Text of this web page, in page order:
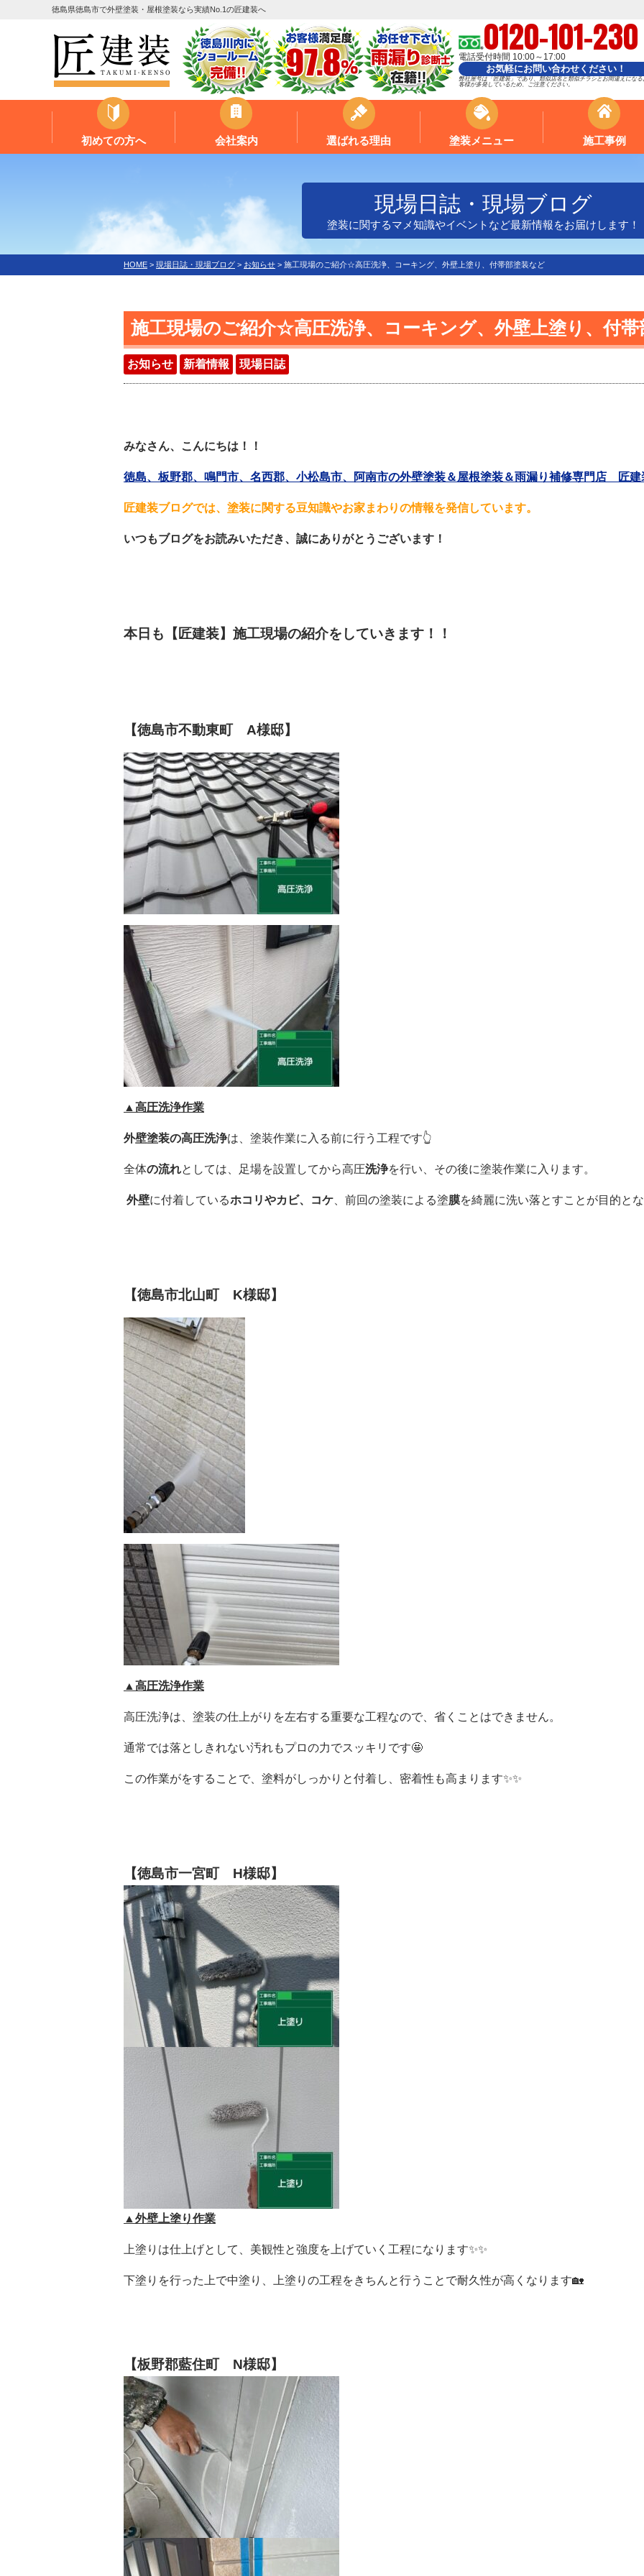
徳島県徳島市で外壁塗装・屋根塗装なら実績No.1の匠建装へ
0120-101-230
電話受付時間 10:00～17:00
お気軽にお問い合わせください！
弊社屋号は「匠建装」であり、類似店名と類似チラシとお間違えになる
客様が多発しているため、ご注意ください。
初めての方へ 会社案内 選ばれる理由 塗装メニュー 施工事例
現場日誌・現場ブログ
塗装に関するマメ知識やイベントなど最新情報をお届けします！
HOME > 現場日誌・現場ブログ > お知らせ > 施工現場のご紹介☆高圧洗浄、コーキング、外壁上塗り、付帯部塗装など
施工現場のご紹介☆高圧洗浄、コーキング、外壁上塗り、付帯
お知らせ 新着情報 現場日誌
みなさん、こんにちは！！
徳島、板野郡、鳴門市、名西郡、小松島市、阿南市の外壁塗装＆屋根塗装＆雨漏り補修専門店 匠
匠建装ブログでは、塗装に関する豆知識やお家まわりの情報を発信しています。
いつもブログをお読みいただき、誠にありがとうございます！
本日も【匠建装】施工現場の紹介をしていきます！！
【徳島市不動東町 A様邸】
▲高圧洗浄作業
外壁塗装の高圧洗浄は、塗装作業に入る前に行う工程です👆
全体の流れとしては、足場を設置してから高圧洗浄を行い、その後に塗装作業に入ります。
外壁に付着しているホコリやカビ、コケ 、前回の塗装による塗膜を綺麗に洗い落とすことが目的と
【徳島市北山町 K様邸】
▲高圧洗浄作業
高圧洗浄は、塗装の仕上がりを左右する重要な工程なので、省くことはできません。
通常では落としきれない汚れもプロの力でスッキリです🤩
この作業がをすることで、塗料がしっかりと付着し、密着性も高まります✨✨
【徳島市一宮町 H様邸】
▲外壁上塗り作業
上塗りは仕上げとして、美観性と強度を上げていく工程になります✨✨
下塗りを行った上で中塗り、上塗りの工程をきちんと行うことで耐久性が高くなります🏡
【板野郡藍住町 N様邸】